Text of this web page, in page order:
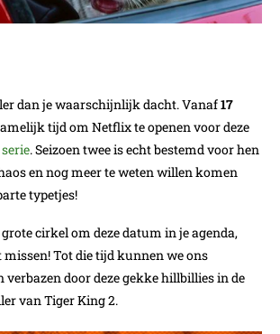
dan je waarschijnlijk dacht. Vanaf17
tijd om Netflix te openen voor deze
. Seizoen twee is echt bestemd voor hen
en nog meer te weten willen komen
typetjes!
cirkel om deze datum in je agenda,
Tot die tijd kunnen we ons
door deze gekke hillbillies in de
van Tiger King 2.